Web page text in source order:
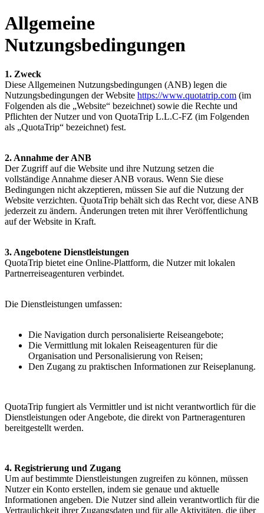
Allgemeine
Nutzungsbedingungen
1. Zweck
Diese Allgemeinen Nutzungsbedingungen (ANB) legen die
Nutzungsbedingungen der Website https://www.quotatrip.com (im
Folgenden als die „Website“ bezeichnet) sowie die Rechte und
Pflichten der Nutzer und von QuotaTrip L.L.C-FZ (im Folgenden
als „QuotaTrip“ bezeichnet) fest.
2. Annahme der ANB
Der Zugriff auf die Website und ihre Nutzung setzen die
vollständige Annahme dieser ANB voraus. Wenn Sie diese
Bedingungen nicht akzeptieren, müssen Sie auf die Nutzung der
Website verzichten. QuotaTrip behält sich das Recht vor, diese ANB
jederzeit zu ändern. Änderungen treten mit ihrer Veröffentlichung
auf der Website in Kraft.
3. Angebotene Dienstleistungen
QuotaTrip bietet eine Online-Plattform, die Nutzer mit lokalen
Partnerreiseagenturen verbindet.
Die Dienstleistungen umfassen:
Die Navigation durch personalisierte Reiseangebote;
Die Vermittlung mit lokalen Reiseagenturen für die
Organisation und Personalisierung von Reisen;
Den Zugang zu praktischen Informationen zur Reiseplanung.
QuotaTrip fungiert als Vermittler und ist nicht verantwortlich für die
Dienstleistungen oder Angebote, die direkt von Partneragenturen
bereitgestellt werden.
4. Registrierung und Zugang
Um auf bestimmte Dienstleistungen zugreifen zu können, müssen
Nutzer ein Konto erstellen, indem sie genaue und aktuelle
Informationen angeben. Die Nutzer sind allein verantwortlich für die
Vertraulichkeit ihrer Zugangsdaten und für alle Aktivitäten, die über